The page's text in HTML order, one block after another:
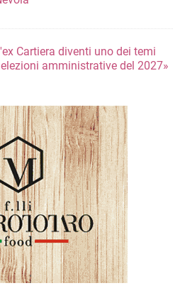
Cartiera diventi uno dei temi
amministrative del 2027»